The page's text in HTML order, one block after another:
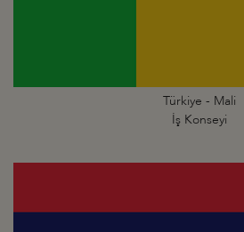
Türkiye - Mali
İş Konseyi